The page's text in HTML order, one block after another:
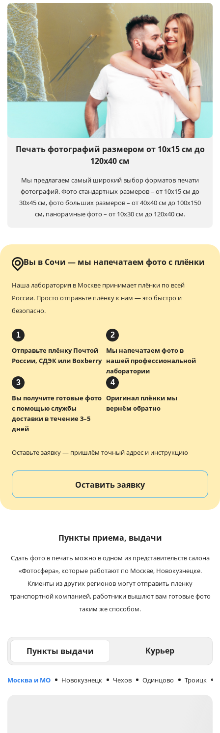
Печать фотографий размером от 10х15 см до
120х40 см
Мы предлагаем самый широкий выбор форматов печати
фотографий. Фото стандартных размеров – от 10х15 см до
30х45 см, фото больших размеров – от 40х40 см до 100x150
см, панорамные фото – от 10х30 см до 120х40 см.
Вы в Сочи — мы напечатаем фото с плёнки
Наша лаборатория в Москве принимает плёнки по всей
России. Просто отправьте плёнку к нам — это быстро и
безопасно.
1
Отправьте плёнку Почтой
России, СДЭК или Boxberry
2
Мы напечатаем фото в
нашей профессиональной
лаборатории
3
Вы получите готовые фото
с помощью службы
доставки в течение 3–5
дней
4
Оригинал плёнки мы
вернём обратно
Оставьте заявку — пришлём точный адрес и инструкцию
Оставить заявку
Пункты приема, выдачи
Сдать фото в печать можно в одном из представительств салона
«Фотосфера», которые работают по Москве, Новокузнецке.
Клиенты из других регионов могут отправить пленку
транспортной компанией, работники вышлют вам готовые фото
таким же способом.
Пункты выдачи Курьер
Москва и МО Новокузнецк Чехов Одинцово Троицк